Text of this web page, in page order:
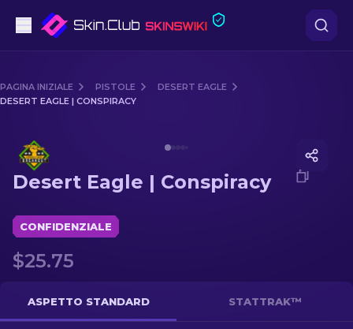
Fascia media
Fucile di precisione
Coltelli
Guanto
Casse
PAGINA INIZIALE PISTOLE
DESERT EAGLE
DESERT EAGLE | CONSPIRACY
Desert Eagle | Conspiracy
CONFIDENZIALE
$25.75
ASPETTO STANDARD STATTRAK™